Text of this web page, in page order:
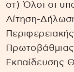
στ) Όλοι οι
Αίτηση-
Εκπαίδευσης